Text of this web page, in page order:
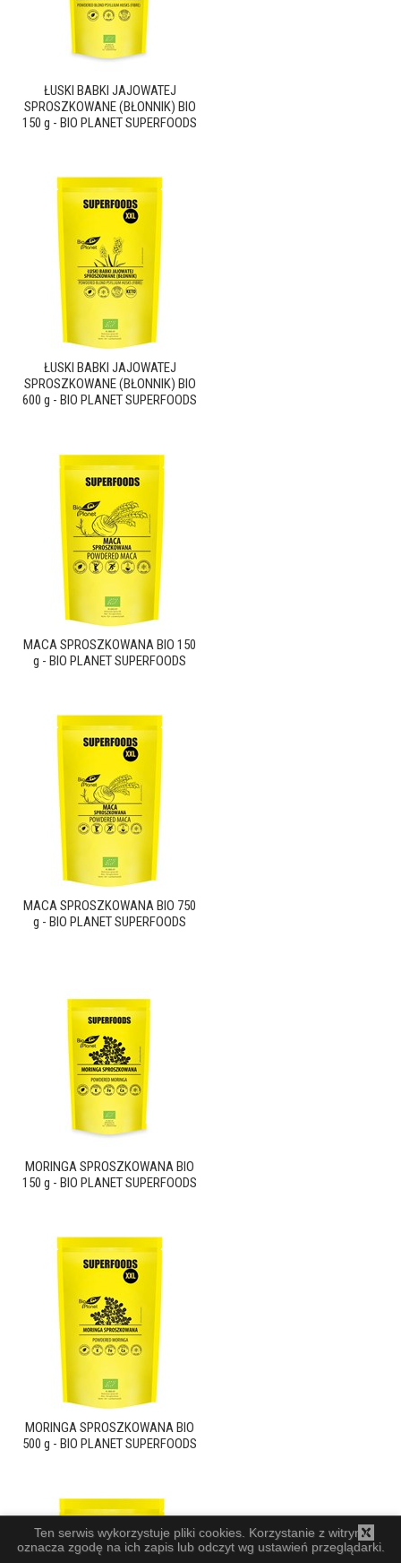
ŁUSKI BABKI JAJOWATEJ
SPROSZKOWANE (BŁONNIK) BIO
150 g - BIO PLANET SUPERFOODS
ŁUSKI BABKI JAJOWATEJ
SPROSZKOWANE (BŁONNIK) BIO
600 g - BIO PLANET SUPERFOODS
MACA SPROSZKOWANA BIO 150
g - BIO PLANET SUPERFOODS
MACA SPROSZKOWANA BIO 750
g - BIO PLANET SUPERFOODS
MORINGA SPROSZKOWANA BIO
150 g - BIO PLANET SUPERFOODS
MORINGA SPROSZKOWANA BIO
500 g - BIO PLANET SUPERFOODS
Ten serwis wykorzystuje pliki cookies. Korzystanie z witryny
oznacza zgodę na ich zapis lub odczyt wg ustawień przeglądarki.